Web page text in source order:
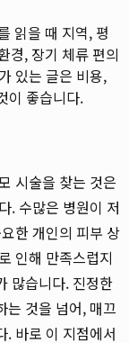
읽을 때 지역, 평
경, 장기 체류 편의
있는 글은 비용,
이 좋습니다.
시술을 찾는 것은
. 수많은 병원이 저
한 개인의 피부 상
인해 만족스럽지
많습니다. 진정한
는 것을 넘어, 매끄
. 바로 이 지점에서